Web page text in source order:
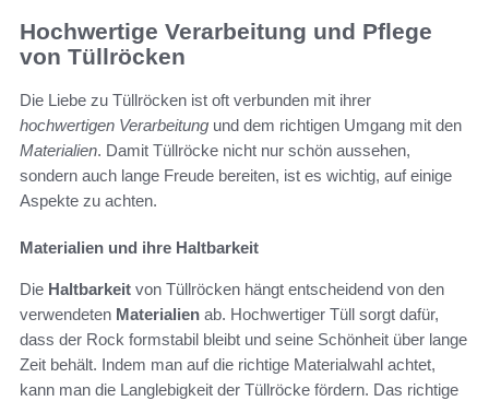
Hochwertige Verarbeitung und Pflege
von Tüllröcken
Die Liebe zu Tüllröcken ist oft verbunden mit ihrer
hochwertigen Verarbeitung und dem richtigen Umgang mit den
Materialien. Damit Tüllröcke nicht nur schön aussehen,
sondern auch lange Freude bereiten, ist es wichtig, auf einige
Aspekte zu achten.
Materialien und ihre Haltbarkeit
Die Haltbarkeit von Tüllröcken hängt entscheidend von den
verwendeten Materialien ab. Hochwertiger Tüll sorgt dafür,
dass der Rock formstabil bleibt und seine Schönheit über lange
Zeit behält. Indem man auf die richtige Materialwahl achtet,
kann man die Langlebigkeit der Tüllröcke fördern. Das richtige